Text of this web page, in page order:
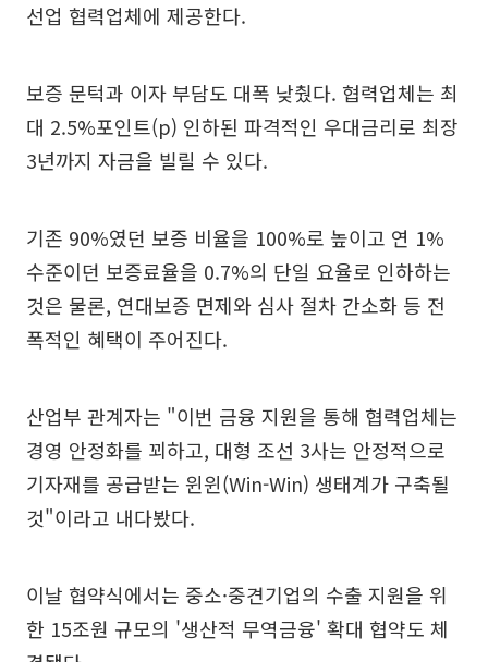
선업 협력업체에 제공한다.
보증 문턱과 이자 부담도 대폭 낮췄다. 협력업체는 최
대 2.5%포인트(p) 인하된 파격적인 우대금리로 최장
3년까지 자금을 빌릴 수 있다.
기존 90%였던 보증 비율을 100%로 높이고 연 1%
수준이던 보증료율을 0.7%의 단일 요율로 인하하는
것은 물론, 연대보증 면제와 심사 절차 간소화 등 전
폭적인 혜택이 주어진다.
산업부 관계자는 "이번 금융 지원을 통해 협력업체는
경영 안정화를 꾀하고, 대형 조선 3사는 안정적으로
기자재를 공급받는 윈윈(Win-Win) 생태계가 구축될
것"이라고 내다봤다.
이날 협약식에서는 중소·중견기업의 수출 지원을 위
한 15조원 규모의 '생산적 무역금융' 확대 협약도 체